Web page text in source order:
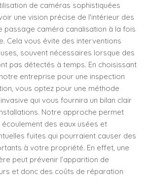
de caméras sophistiquées
une vision précise de l'intérieur des
passage caméra canalisation à la fois
Cela vous évite des interventions
souvent nécessaires lorsque des
pas détectés à temps. En choisissant
entreprise pour une inspection
vous optez pour une méthode
qui vous fournira un bilan clair
Notre approche permet
des eaux usées et
fuites qui pourraient causer des
à votre propriété. En effet, une
peut prévenir l’apparition de
et donc des coûts de réparation